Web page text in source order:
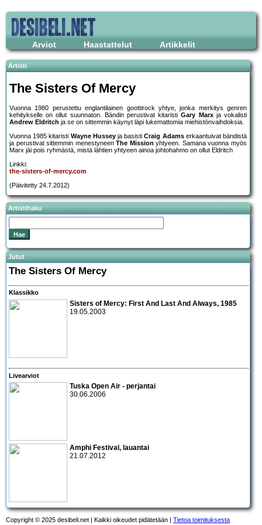
Arviot Haastattelut Artikkelit
Artisti
The Sisters Of Mercy
Vuonna 1980 perustettu englantilainen goottirock yhtye, jonka merkitys genren
kehitykselle on ollut suunnaton. Bändin perustivat kitaristiGary Marxja vokalisti
Andrew Eldritch ja se on sittemmin käynyt läpi lukemattomia miehistönvaihdoksia.
Vuonna 1985 kitaristi Wayne Husseyja basistiCraig Adamserkaantuivat bändistä
ja perustivat sittemmin menestyneenThe Mission yhtyeen. Samana vuonna myös
Marx jäi pois ryhmästä, mistä lähtien yhtyeen ainoa johtohahmo on ollut Eldritch
Linkki:
the-sisters-of-mercy.com
(Päivitetty 24.7.2012)
Artistihaku
Jutut
The Sisters Of Mercy
Klassikko
Sisters of Mercy: First And Last And Always, 1985
19.05.2003
Livearviot
Tuska Open Air - perjantai
30.06.2006
Amphi Festival , lauantai
21.07.2012
Copyright © 2025 desibeli.net | Kaikki oikeudet pidätetään | Tietoa toimituksesta